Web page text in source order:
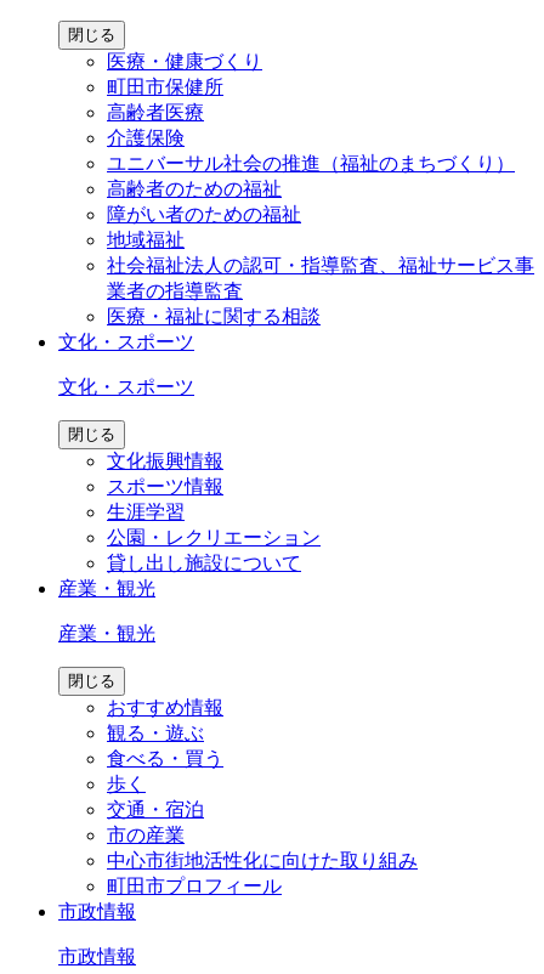
閉じる
医療・健康づくり
町田市保健所
高齢者医療
介護保険
ユニバーサル社会の推進（福祉のまちづくり）
高齢者のための福祉
障がい者のための福祉
地域福祉
社会福祉法人の認可・指導監査、福祉サービス事
業者の指導監査
医療・福祉に関する相談
文化・スポーツ
文化・スポーツ
閉じる
文化振興情報
スポーツ情報
生涯学習
公園・レクリエーション
貸し出し施設について
産業・観光
産業・観光
閉じる
おすすめ情報
観る・遊ぶ
食べる・買う
歩く
交通・宿泊
市の産業
中心市街地活性化に向けた取り組み
町田市プロフィール
市政情報
市政情報